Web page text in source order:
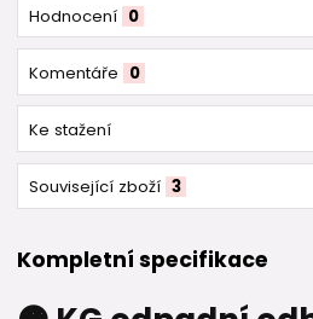
Hodnocení 0
Komentáře 0
Ke stažení
Související zboží 3
Kompletní specifikace